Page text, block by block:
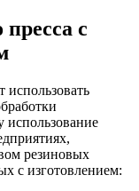
с
использовать
использование
резиновых
с изготовлением: